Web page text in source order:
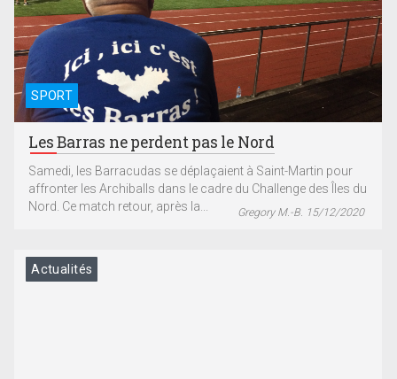
SPORT
Les Barras ne perdent pas le Nord
Samedi, les Barracudas se déplaçaient à Saint-Martin pour
affronter les Archiballs dans le cadre du Challenge des Îles du
Nord. Ce match retour, après la...
Gregory M.-B. 15/12/2020
Actualités